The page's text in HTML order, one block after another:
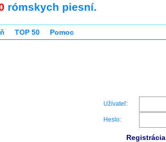
rómskych piesní.
TOP 50 Pomoc
Užívateľ:
Heslo:
Registrácia